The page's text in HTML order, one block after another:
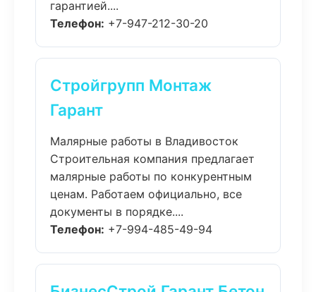
гарантией....
Телефон: +7-947-212-30-20
Стройгрупп Монтаж
Гарант
Малярные работы в Владивосток
Строительная компания предлагает
малярные работы по конкурентным
ценам. Работаем официально, все
документы в порядке....
Телефон: +7-994-485-49-94